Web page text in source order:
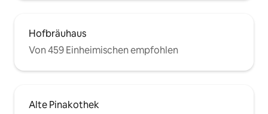
Hofbräuhaus
Von 459 Einheimischen empfohlen
Alte Pinakothek